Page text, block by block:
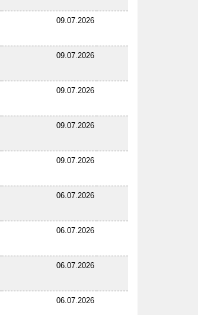
09.07.2026
09.07.2026
09.07.2026
09.07.2026
09.07.2026
06.07.2026
06.07.2026
06.07.2026
06.07.2026